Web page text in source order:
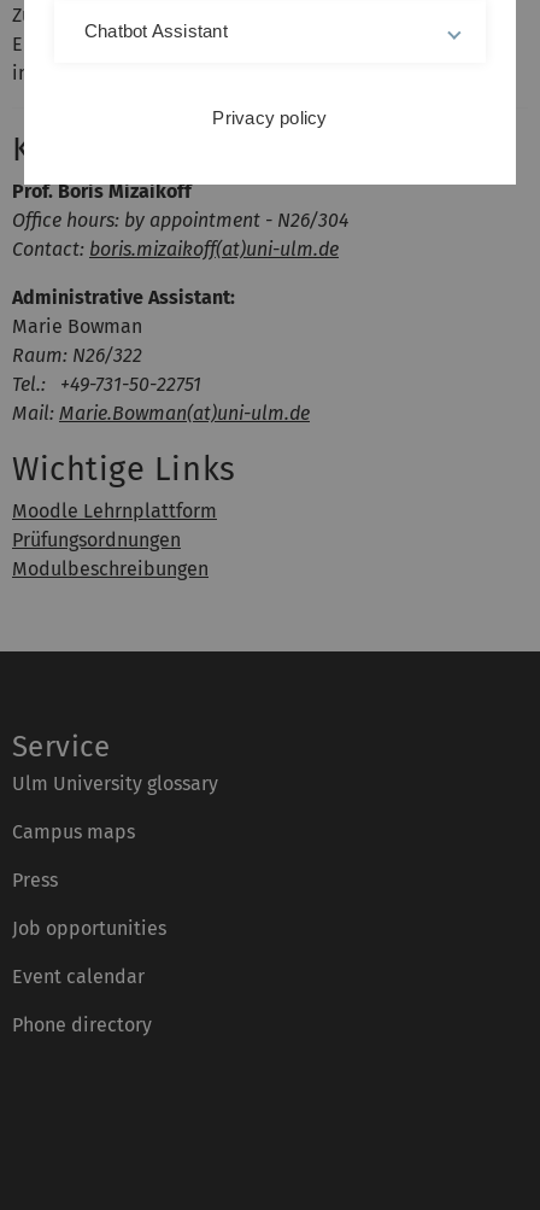
Zugang benutzen Sie bitte Ihre KIZ-Anmeldedaten. Das
Einschreibepasswort zur Selbsteinschreibung wird Ihnen
in der ersten Vorlesungsstunde bekannt gegeben.
Kontakt
Prof. Boris Mizaikoff
Office hours: by appointment - N26/304
Contact: boris.mizaikoff(at)uni-ulm.de
Administrative Assistant:
Marie Bowman
Raum: N26/322
Tel.: +49-731-50-22751
Mail: Marie.Bowman(at)uni-ulm.de
Wichtige Links
Moodle Lehrnplattform
Prüfungsordnungen
Modulbeschreibungen
Service
Ulm University glossary
Campus maps
Press
Job opportunities
Event calendar
Phone directory
Chatbot Assistant
Privacy policy